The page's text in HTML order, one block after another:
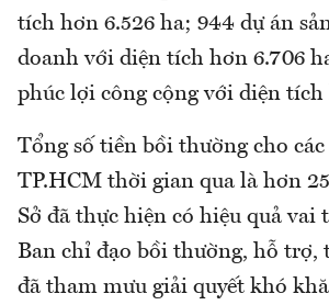
tích hơn 6.526 ha; 944 dự án
doanh với diện tích hơn 6.706
phúc lợi công cộng với diện tích
Tổng số tiền bồi thường cho
TP.HCM thời gian qua là hơn
Sở đã thực hiện có hiệu quả vai
Ban chỉ đạo bồi thường, hỗ trợ,
đã tham mưu giải quyết khó